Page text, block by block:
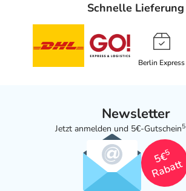
Schnelle Lieferung
Berlin Express
Newsletter
Jetzt anmelden und 5€-Gutschein5
5€
5
Rabatt